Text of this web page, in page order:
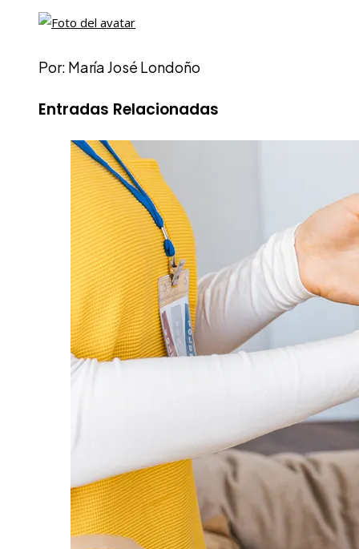
Por: María José Londoño
Entradas Relacionadas